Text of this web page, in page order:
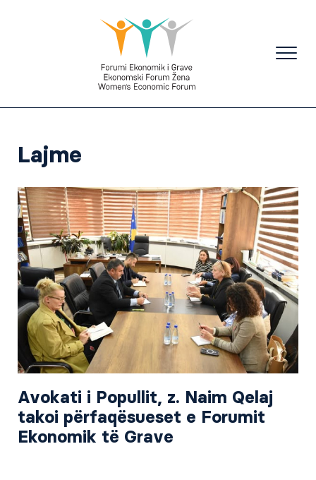
Lajme
Avokati i Popullit, z. Naim Qelaj
takoi përfaqësueset e Forumit
Ekonomik të Grave